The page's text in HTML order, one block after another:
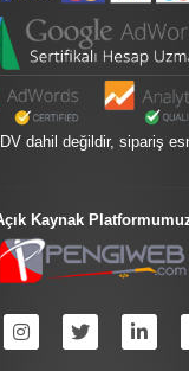
dahil değildir, sipariş
Kaynak